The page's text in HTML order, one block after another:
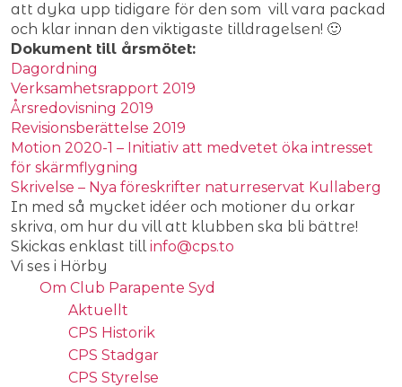
att dyka upp tidigare för den som vill vara packad
och klar innan den viktigaste tilldragelsen! 🙂
Dokument till årsmötet:
Dagordning
Verksamhetsrapport 2019
Årsredovisning 2019
Revisionsberättelse 2019
Motion 2020-1 – Initiativ att medvetet öka intresset
för skärmflygning
Skrivelse – Nya föreskrifter naturreservat Kullaberg
In med så mycket idéer och motioner du orkar
skriva, om hur du vill att klubben ska bli bättre!
Skickas enklast tillinfo@cps.to
Vi ses i Hörby
Om Club Parapente Syd
Aktuellt
CPS Historik
CPS Stadgar
CPS Styrelse